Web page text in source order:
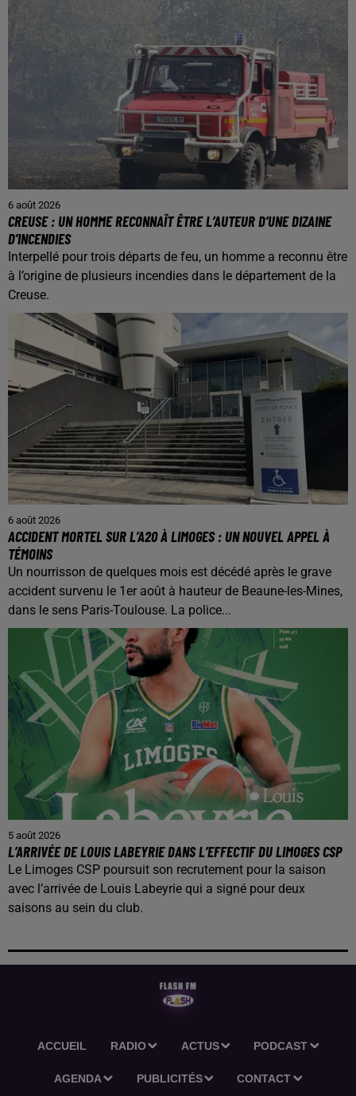
6 août 2026
CREUSE : UN HOMME RECONNAÎT ÊTRE L’AUTEUR D’UNE DIZAINE
D’INCENDIES
Interpellé pour trois départs de feu, un homme a reconnu être
à l’origine de plusieurs incendies dans le département de la
Creuse.
6 août 2026
ACCIDENT MORTEL SUR L’A20 À LIMOGES : UN NOUVEL APPEL À
TÉMOINS
Un nourrisson de quelques mois est décédé après le grave
accident survenu le 1er août à hauteur de Beaune-les-Mines,
dans le sens Paris-Toulouse. La police...
5 août 2026
L’ARRIVÉE DE LOUIS LABEYRIE DANS L’EFFECTIF DU LIMOGES CSP
Le Limoges CSP poursuit son recrutement pour la saison
avec l’arrivée de Louis Labeyrie qui a signé pour deux
saisons au sein du club.
ACCUEIL RADIO ACTUS PODCAST
AGENDA PUBLICITÉS CONTACT